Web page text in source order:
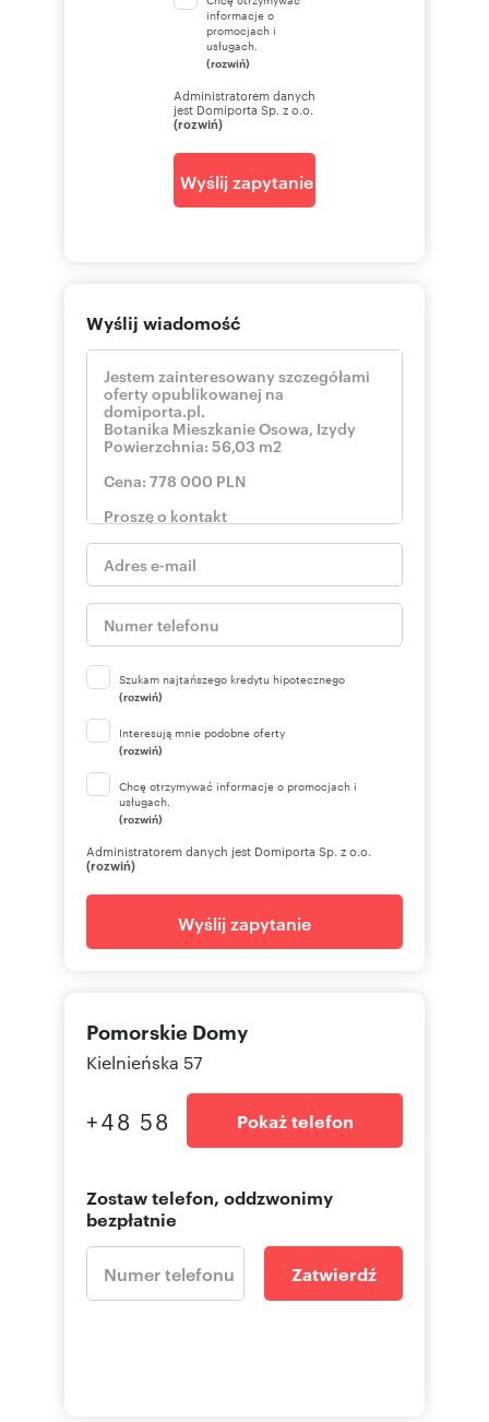
informacje o
promocjach i
usługach.
(rozwiń)
Administratorem danych
jest Domiporta Sp. z o.o.
(rozwiń)
Wyślij zapytanie
Wyślij wiadomość
Szukam najtańszego kredytu hipotecznego
(rozwiń)
Interesują mnie podobne oferty
(rozwiń)
Chcę otrzymywać informacje o promocjach i
usługach.
(rozwiń)
Administratorem danych jest Domiporta Sp. z o.o.
(rozwiń)
Wyślij zapytanie
Pomorskie Domy
Kielnieńska 57
+48 58 Pokaż telefon
Zostaw telefon, oddzwonimy
bezpłatnie
Zatwierdź